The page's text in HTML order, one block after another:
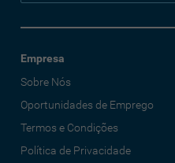
Empresa
Sobre Nós
Oportunidades de Emprego
Termos e Condições
Política de Privacidade